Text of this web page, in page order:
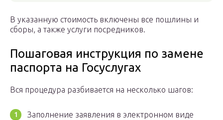
В указанную стоимость включены все пошлины и
сборы, а также услуги посредников.
Пошаговая инструкция по замене
паспорта на Госуслугах
Вся процедура разбивается на несколько шагов:
Заполнение заявления в электронном виде